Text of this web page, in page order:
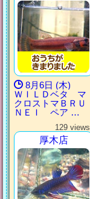
8月6日 (木)
ＷＩＬＤベタ マ
クロストマＢＲＵ
ＮＥＩ ペア …
129 views
厚木店